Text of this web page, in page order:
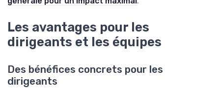
Les avantages pour les
dirigeants et les équipes
Des bénéfices concrets pour les
dirigeants